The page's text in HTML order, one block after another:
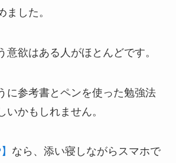
ました。
意欲はある人がほとんどです。
に参考書とペンを使った勉強法
いかもしれません。
なら、添い寝しながらスマホで